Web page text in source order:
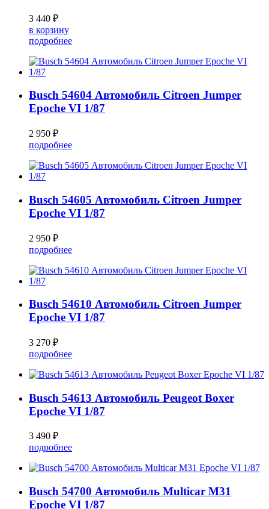
3 440 ₽
в корзину
подробнее
Busch 54604 Автомобиль Citroen Jumper
Epoche VI 1/87
2 950 ₽
подробнее
Busch 54605 Автомобиль Citroen Jumper
Epoche VI 1/87
2 950 ₽
подробнее
Busch 54610 Автомобиль Citroen Jumper
Epoche VI 1/87
3 270 ₽
подробнее
Busch 54613 Автомобиль Peugeot Boxer
Epoche VI 1/87
3 490 ₽
подробнее
Busch 54700 Автомобиль Multicar M31
Epoche VI 1/87